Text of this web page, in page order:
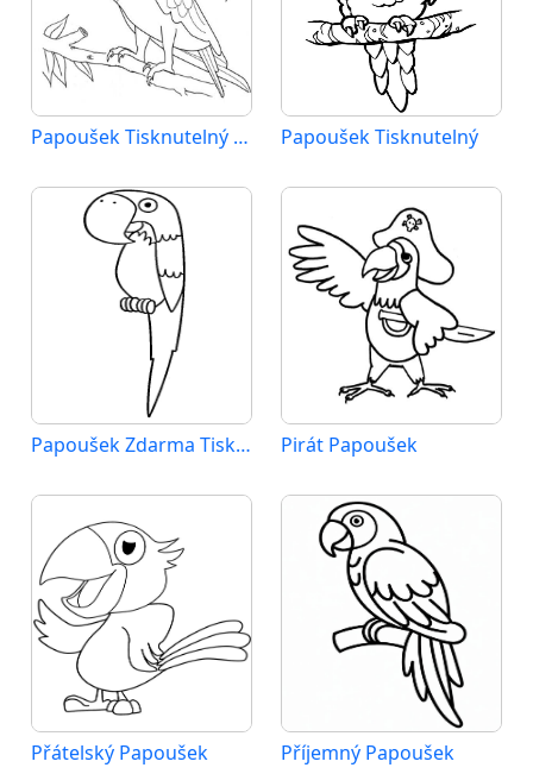
Papoušek Tisknutelný pro Děti Papoušek Tisknutelný
Papoušek Zdarma Tisknutelný Pirát Papoušek
Přátelský Papoušek Příjemný Papoušek